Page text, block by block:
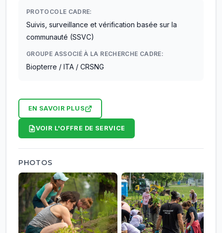
PROTOCOLE CADRE:
Suivis, surveillance et vérification basée sur la
communauté (SSVC)
GROUPE ASSOCIÉ À LA RECHERCHE CADRE:
Biopterre / ITA / CRSNG
EN SAVOIR PLUS
VOIR L'OFFRE DE SERVICE
PHOTOS